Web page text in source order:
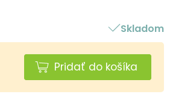
Skladom
Pridať do košíka